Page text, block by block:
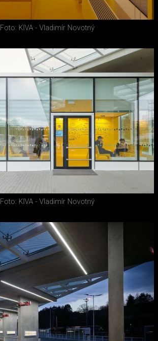
Foto: KIVA - Vladimír Novotný
Foto: KIVA - Vladimír Novotný